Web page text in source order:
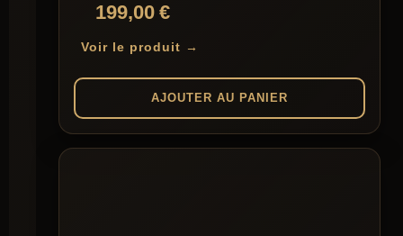
199,00€
Voir le produit →
AJOUTER AU PANIER